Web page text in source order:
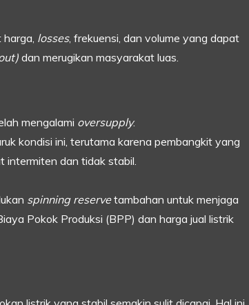
losses, frekuensi, dan volume yang dapat
dan merugikan masyarakat luas.
mengalami oversupply.
kondisi ini, terutama karena pembangkit yang
intermiten dan tidak stabil.
spinning reservetambahan untuk menjaga
Pokok Produksi (BPP) dan harga jual listrik